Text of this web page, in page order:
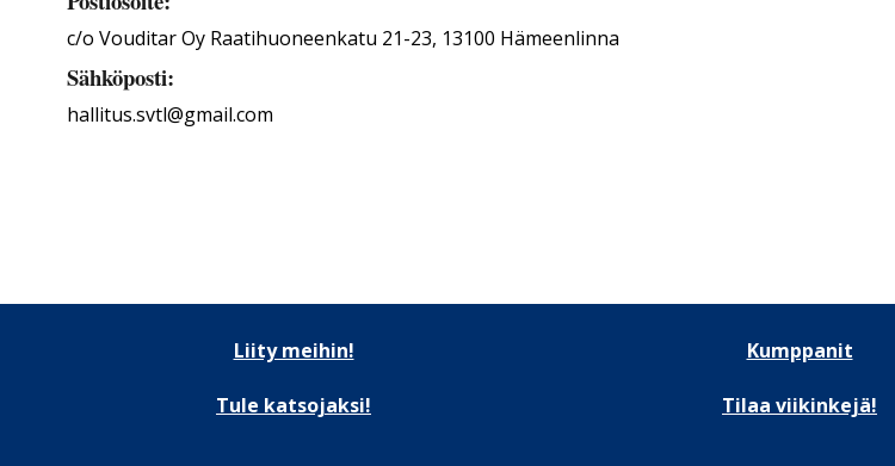
c/o Vouditar Oy Raatihuoneenkatu 21-23, 13100 Hämeenlinna
Sähköposti:
hallitus.svtl@gmail.com
Liity meihin!
Tule katsojaksi!
Kumppanit
Tilaa viikinkejä!